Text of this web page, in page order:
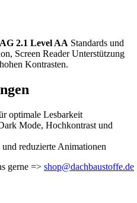
2.1 Level AA Standards und
Screen Reader Unterstützung
Kontrasten.
optimale Lesbarkeit
Mode, Hochkontrast und
reduzierte Animationen
gerne => shop@dachbaustoffe.de
Formular